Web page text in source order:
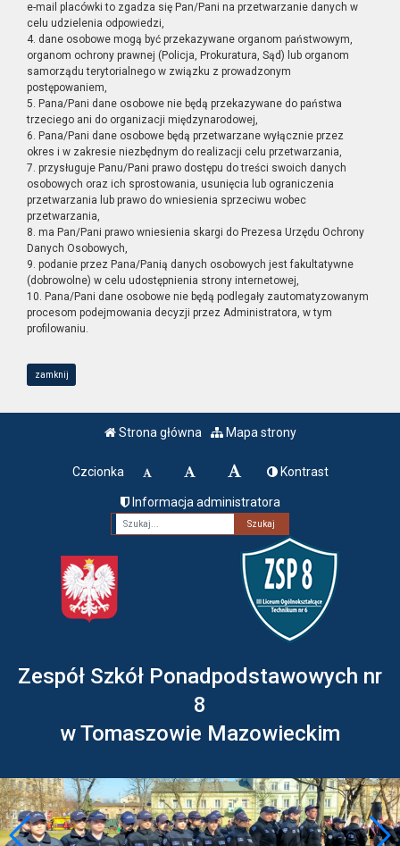
e-mail placówki to zgadza się Pan/Pani na przetwarzanie danych w
celu udzielenia odpowiedzi,
4. dane osobowe mogą być przekazywane organom państwowym,
organom ochrony prawnej (Policja, Prokuratura, Sąd) lub organom
samorządu terytorialnego w związku z prowadzonym
postępowaniem,
5. Pana/Pani dane osobowe nie będą przekazywane do państwa
trzeciego ani do organizacji międzynarodowej,
6. Pana/Pani dane osobowe będą przetwarzane wyłącznie przez
okres i w zakresie niezbędnym do realizacji celu przetwarzania,
7. przysługuje Panu/Pani prawo dostępu do treści swoich danych
osobowych oraz ich sprostowania, usunięcia lub ograniczenia
przetwarzania lub prawo do wniesienia sprzeciwu wobec
przetwarzania,
8. ma Pan/Pani prawo wniesienia skargi do Prezesa Urzędu Ochrony
Danych Osobowych,
9. podanie przez Pana/Panią danych osobowych jest fakultatywne
(dobrowolne) w celu udostępnienia strony internetowej,
10. Pana/Pani dane osobowe nie będą podlegały zautomatyzowanym
procesom podejmowania decyzji przez Administratora, w tym
profilowaniu.
zamknij
Strona główna Mapa strony
Czcionka Kontrast
Informacja administratora
Fraza
Zespół Szkół Ponadpodstawowych nr
8
w Tomaszowie Mazowieckim